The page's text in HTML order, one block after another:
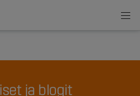
ja blogit